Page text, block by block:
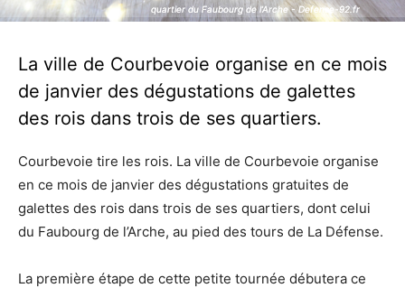
quartier du Faubourg de l’Arche - Defense-92.fr
quartier du Faubourg de l’Arche - Defense-92.fr
La ville de Courbevoie organise en ce mois
de janvier des dégustations de galettes
des rois dans trois de ses quartiers.
Courbevoie tire les rois. La ville de Courbevoie organise
en ce mois de janvier des dégustations gratuites de
galettes des rois dans trois de ses quartiers, dont celui
du Faubourg de l’Arche, au pied des tours de La Défense.
La première étape de cette petite tournée débutera ce